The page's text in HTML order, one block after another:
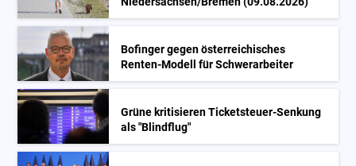
Bofinger gegen österreichisches
Renten-Modell für Schwerarbeiter
Grüne kritisieren Ticketsteuer-Senkung
als "Blindflug"